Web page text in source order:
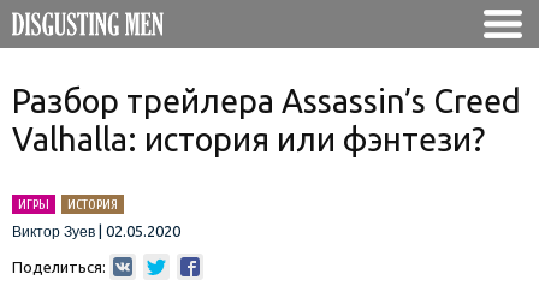
Разбор трейлера Assassin’s Creed
Valhalla: история или фэнтези?
ИГРЫ
ИСТОРИЯ
Виктор Зуев
02.05.2020
Поделиться: